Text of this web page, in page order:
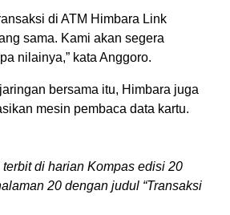
di ATM Himbara Link
sama. Kami akan segera
nilainya,” kata Anggoro.
bersama itu, Himbara juga
mesin pembaca data kartu.
di harian Kompas edisi 20
20 dengan judul “Transaksi